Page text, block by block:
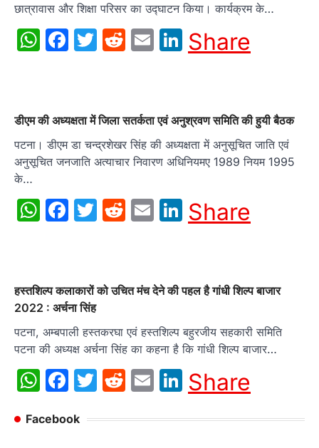
छात्रावास और शिक्षा परिसर का उद्घाटन किया। कार्यक्रम के…
WhatsApp
Facebook
Twitter
Reddit
EmailLinkedIn
Share
डीएम की अध्यक्षता में जिला सतर्कता एवं अनुश्रवण समिति की हुयी बैठक
पटना। डीएम डा चन्द्रशेखर सिंह की अध्यक्षता में अनुसूचित जाति एवं
अनुसूचित जनजाति अत्याचार निवारण अधिनियमए 1989 नियम 1995
के…
WhatsApp
Facebook
Twitter
Reddit
EmailLinkedIn
Share
हस्तशिल्प कलाकारों को उचित मंच देने की पहल है गांधी शिल्प बाजार
2022 : अर्चना सिंह
पटना, अम्बपाली हस्तकरघा एवं हस्तशिल्प बहुरजीय सहकारी समिति
पटना की अध्यक्ष अर्चना सिंह का कहना है कि गांधी शिल्प बाजार…
WhatsApp
Facebook
Twitter
Reddit
EmailLinkedIn
Share
Facebook